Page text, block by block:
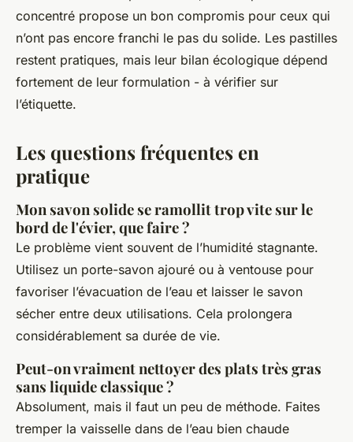
concentré propose un bon compromis pour ceux qui
n’ont pas encore franchi le pas du solide. Les pastilles
restent pratiques, mais leur bilan écologique dépend
fortement de leur formulation - à vérifier sur
l’étiquette.
Les questions fréquentes en
pratique
Mon savon solide se ramollit trop vite sur le
bord de l'évier, que faire ?
Le problème vient souvent de l’humidité stagnante.
Utilisez un porte-savon ajouré ou à ventouse pour
favoriser l’évacuation de l’eau et laisser le savon
sécher entre deux utilisations. Cela prolongera
considérablement sa durée de vie.
Peut-on vraiment nettoyer des plats très gras
sans liquide classique ?
Absolument, mais il faut un peu de méthode. Faites
tremper la vaisselle dans de l’eau bien chaude